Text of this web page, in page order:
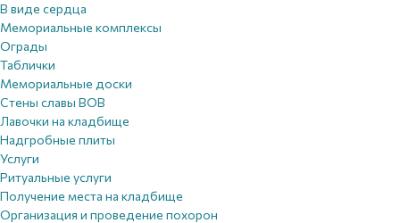
В виде сердца
Мемориальные комплексы
Ограды
Таблички
Мемориальные доски
Стены славы ВОВ
Лавочки на кладбище
Надгробные плиты
Услуги
Ритуальные услуги
Получение места на кладбище
Организация и проведение похорон